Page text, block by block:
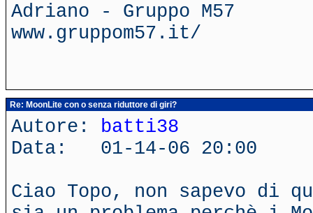
Adriano - Gruppo M57
www.gruppom57.it/
Re: MoonLite con o senza riduttore di giri?
Autore: batti38
Data: 01-14-06 20:00
Ciao Topo, non sapevo di